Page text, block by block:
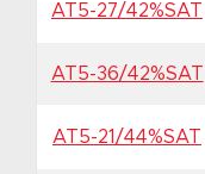
AT5-27/42%SAT
AT5-36/42%SAT
AT5-21/44%SAT